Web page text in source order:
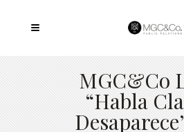
MGC&Co
“Habla